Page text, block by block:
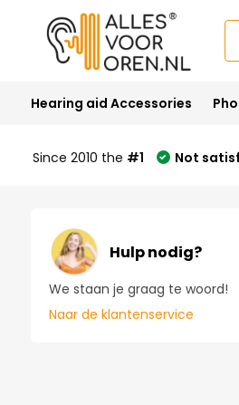
Hearing aid Accessories
Since 2010 the #1 Not
Hulp nodig?
We staan je graag te woord!
Naar de klantenservice